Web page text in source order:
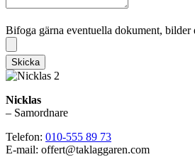
Bifoga gärna eventuella dokument, bilder
Skicka
Nicklas
– Samordnare
Telefon: 010-555 89 73
E-mail: offert@taklaggaren.com